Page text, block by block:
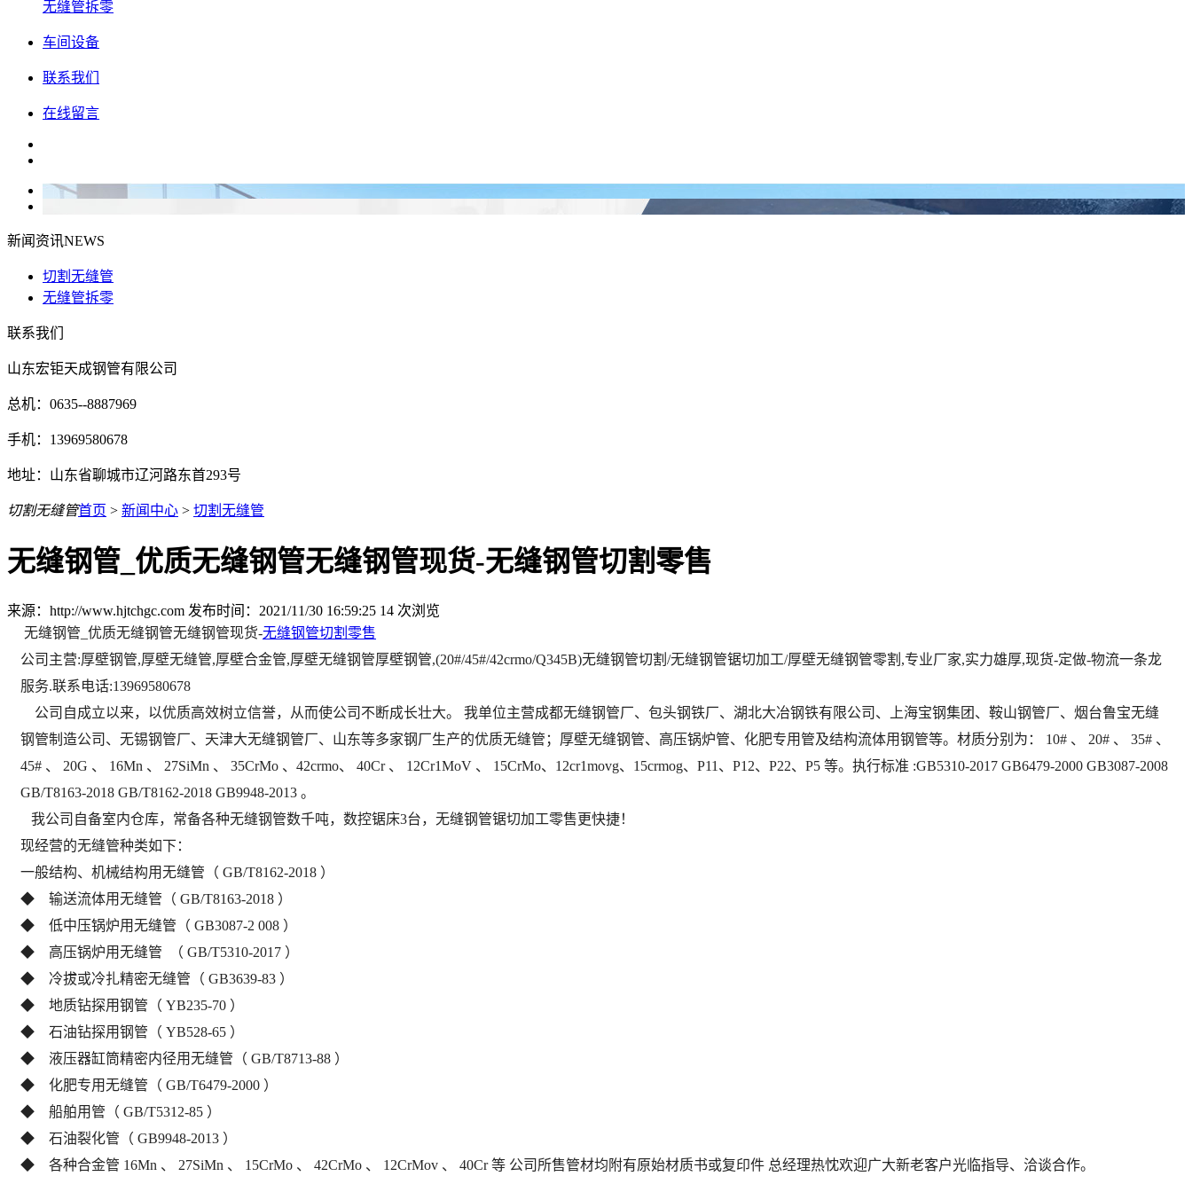
无缝管拆零
车间设备
联系我们
在线留言
新闻资讯NEWS
切割无缝管
无缝管拆零
联系我们
山东宏钜天成钢管有限公司
总机：0635--8887969
手机：13969580678
地址：山东省聊城市辽河路东首293号
切割无缝管首页 > 新闻中心 > 切割无缝管
无缝钢管_优质无缝钢管无缝钢管现货-无缝钢管切割零售
来源：http://www.hjtchgc.com 发布时间：2021/11/30 16:59:25 14 次浏览
无缝钢管_优质无缝钢管无缝钢管现货-无缝钢管切割零售
公司主营:厚壁钢管,厚壁无缝管,厚壁合金管,厚壁无缝钢管厚壁钢管,(20#/45#/42crmo/Q345B)无缝钢管切割 /无缝钢管锯切加工/厚壁无缝钢管零割,专业厂家,实力雄厚,现货-定做-物流一条龙
服务.联系电话:13969580678
公司自成立以来，以优质高效树立信誉，从而使公司不断成长壮大。 我单位主营成都无缝钢管厂、包头钢铁厂、湖北大冶钢铁有限公司、上海宝钢集团、鞍山钢管厂、烟台鲁宝无缝
钢管制造公司、无锡钢管厂、天津大无缝钢管厂、山东等多家钢厂生产的优质无缝管；厚壁无缝钢管、高压锅炉管、化肥专用管及结构流体用钢管等。材质分别为： 10# 、 20# 、 35# 、
45# 、 20G 、 16Mn 、 27SiMn 、 35CrMo 、42crmo、 40Cr 、 12Cr1MoV 、 15CrMo、12cr1movg、15crmog、P11、P12、P22、P5 等。执行标准 :GB5310-2017 GB6479-2000 GB3087-2008
GB/T8163-2018 GB/T8162-2018 GB9948-2013 。
我公司自备室内仓库，常备各种无缝钢管数千吨，数控锯床3台， 无缝钢管锯切加工零售更快捷！
现经营的无缝管种类如下：
一般结构、机械结构用无缝管（ GB/T8162-2018 ）
◆ 输送流体用无缝管（ GB/T8163-2018 ）
◆ 低中压锅炉用无缝管（ GB3087-2 008 ）
◆ 高压锅炉用无缝管 （ GB/T5310-2017 ）
◆ 冷拔或冷扎精密无缝管（ GB3639-83 ）
◆ 地质钻探用钢管（ YB235-70 ）
◆ 石油钻探用钢管（ YB528-65 ）
◆ 液压器缸筒精密内径用无缝管（ GB/T8713-88 ）
◆ 化肥专用无缝管（ GB/T6479-2000 ）
◆ 船舶用管（ GB/T5312-85 ）
◆ 石油裂化管（ GB9948-2013 ）
◆ 各种合金管 16Mn 、 27SiMn 、 15CrMo 、 42CrMo 、 12CrMov 、 40Cr 等 公司所售管材均附有原始材质书或复印件 总经理热忱欢迎广大新老客户光临指导、洽谈合作。